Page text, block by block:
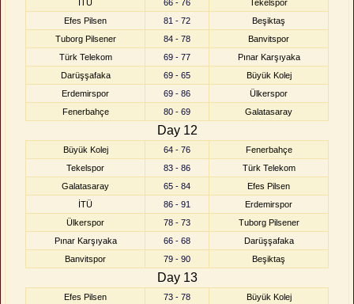
İTÜ 66 - 76
Tekelspor
Efes Pilsen
81 - 72
Beşiktaş
Tuborg Pilsener
84 - 78
Banvitspor
Türk Telekom
69 - 77
Pınar Karşıyaka
Darüşşafaka
69 - 65
Büyük Kolej
Erdemirspor
69 - 86
Ülkerspor
Fenerbahçe
80 - 69 Galatasaray
Day 12
Büyük Kolej 64 - 76
Fenerbahçe
Tekelspor
83 - 86
Türk Telekom
Galatasaray
65 - 84
Efes Pilsen
İTÜ
86 - 91
Erdemirspor
Ülkerspor
78 - 73
Tuborg Pilsener
Pınar Karşıyaka
66 - 68
Darüşşafaka
Banvitspor
79 - 90 Beşiktaş
Day 13
Efes Pilsen 73 - 78
Büyük Kolej